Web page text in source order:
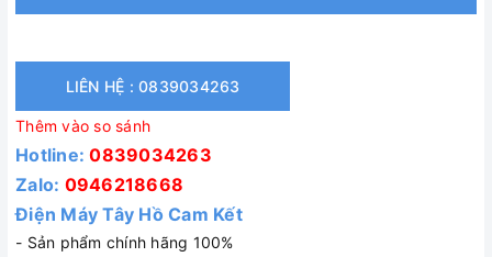
LIÊN HỆ : 0839034263
Thêm vào so sánh
Hotline:0839034263
Zalo: 0946218668
Điện Máy Tây Hồ Cam Kết
- Sản phẩm chính hãng 100%